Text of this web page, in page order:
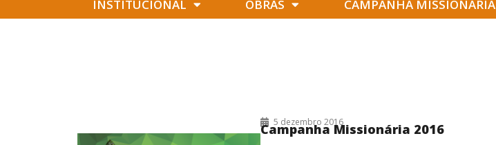
INSTITUCIONAL OBRAS CAMPANHA MISSIONÁRIA
5 dezembro 2016
Campanha Missionária 2016